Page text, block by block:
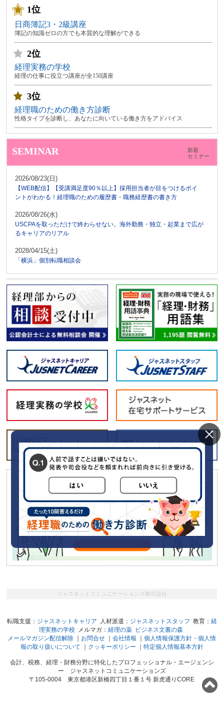
1位
日商簿記3・2級講座
簿記の知識ゼロの方でも本質的な理解ができる
2位
経理実務の学校
経理の仕事に役立つ講座が全150講座
3位
経理職のための働き方診断
性格タイプを診断し、あなたに向いている働き方をアドバイス
SEMINAR
新着
セミナー
2026/08/23(日)
【WEB配信】【受講満足度90％以上】採用担当者が目をつけるポイ
ントがわかる！経理職のための履歴書・職務経歴書の書き方
2026/08/26(水)
USCPAを取っただけで終わらせない。海外勤務・独立・起業まで広が
るキャリアのリアル
2028/04/15(土)
「横浜」個別転職相談会
メールマガジン「経理の薬」に広告をだしてみませんか？
ジャスネットコミュニケーションズ株式会社
転職支援： ジャスネットキャリア 人材派遣： ジャスネットスタッフ 教育： 経
理実務の学校 メルマガ：経理の薬 ビジネス文書の森
メールマガジン配信解除
お問合せ ｜会社情報 ｜個人情報保護方針・個人情
報の取り扱いについて
クッキーポリシー 特定個人情報基本方針
会計、税務、経理・財務分野に特化したプロフェッショナル・エージェンシ
ー ジャスネットコミュニケーションズ
〒105-0004 東京都港区新橋四丁目１番１号 新虎通りCORE